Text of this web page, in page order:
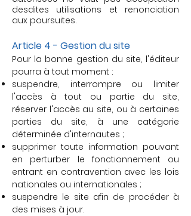
desdites utilisations et renonciation
aux poursuites.
Article 4 - Gestion du site
Pour la bonne gestion du site, l'éditeur
pourra à tout moment :
suspendre, interrompre ou limiter
l'accès à tout ou partie du site,
réserver l'accès au site, ou à certaines
parties du site, à une catégorie
déterminée d'internautes ;
supprimer toute information pouvant
en perturber le fonctionnement ou
entrant en contravention avec les lois
nationales ou internationales ;
suspendre le site afin de procéder à
des mises à jour.